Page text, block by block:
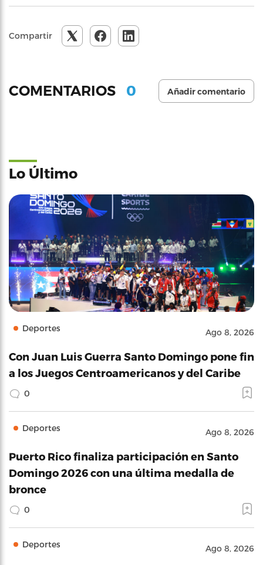
Compartir
COMENTARIOS 0 Añadir comentario
Lo Último
Deportes Ago 8, 2026
Con Juan Luis Guerra Santo Domingo pone fin
a los Juegos Centroamericanos y del Caribe
0
Deportes Ago 8, 2026
Puerto Rico finaliza participación en Santo
Domingo 2026 con una última medalla de
bronce
0
Deportes Ago 8, 2026